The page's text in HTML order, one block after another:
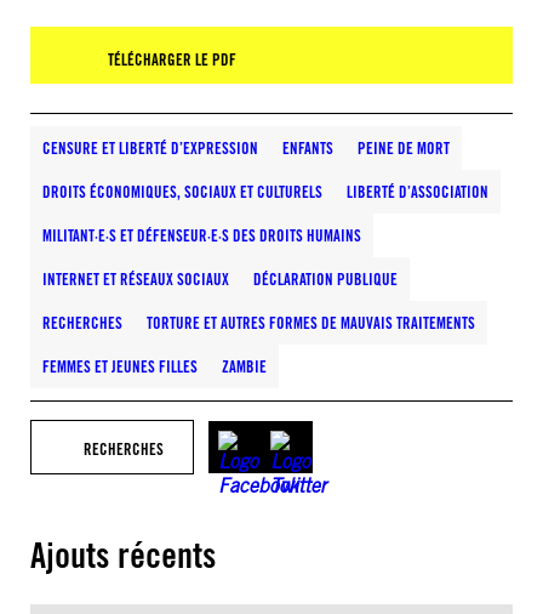
TÉLÉCHARGER LE PDF
CENSURE ET LIBERTÉ D’EXPRESSION ENFANTS PEINE DE MORT
DROITS ÉCONOMIQUES, SOCIAUX ET CULTURELS LIBERTÉ D’ASSOCIATION
MILITANT·E·S ET DÉFENSEUR·E·S DES DROITS HUMAINS
INTERNET ET RÉSEAUX SOCIAUX DÉCLARATION PUBLIQUE
RECHERCHES TORTURE ET AUTRES FORMES DE MAUVAIS TRAITEMENTS
FEMMES ET JEUNES FILLES ZAMBIE
RECHERCHES
Ajouts récents